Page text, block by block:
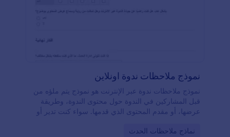
نموذج ملاحظات ندوة اونلاين
نموذج ملاحظات ندوة عبر الإنترنت هو نموذج يتم ملؤه من
قبل المشاركين في الندوة حول محتوى الندوة، وطريقة
عرضها، أو مقدم المحتوى الذي قدمها. سواء كنت تدير أو
تقييم واضح ونوعي للندوة الخاصة بك. قم بتخصيص
Go to Category:
نماذج ملاحظات الحدث